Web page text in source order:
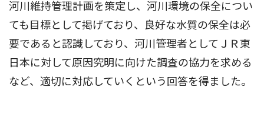
河川維持管理計画を策定し、河川環境の保全につい
ても目標として掲げており、良好な水質の保全は必
要であると認識しており、河川管理者としてＪＲ東
日本に対して原因究明に向けた調査の協力を求める
など、適切に対応していくという回答を得ました。